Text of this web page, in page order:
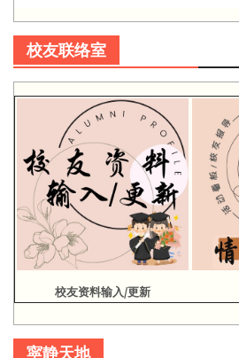
校友联络室
校友资料输入/更新
寜静天地